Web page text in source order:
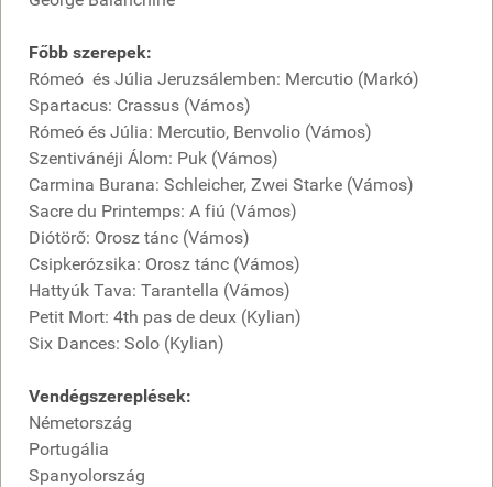
Főbb szerepek:
Rómeó és Júlia Jeruzsálemben: Mercutio (Markó)
Spartacus: Crassus (Vámos)
Rómeó és Júlia: Mercutio, Benvolio (Vámos)
Szentivánéji Álom: Puk (Vámos)
Carmina Burana: Schleicher, Zwei Starke (Vámos)
Sacre du Printemps: A fiú (Vámos)
Diótörő: Orosz tánc (Vámos)
Csipkerózsika: Orosz tánc (Vámos)
Hattyúk Tava: Tarantella (Vámos)
Petit Mort: 4th pas de deux (Kylian)
Six Dances: Solo (Kylian)
Vendégszereplések:
Németország
Portugália
Spanyolország